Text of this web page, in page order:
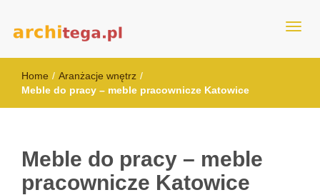
architega.pl
Home / Aranżacje wnętrz /
Meble do pracy – meble pracownicze Katowice
Meble do pracy – meble
pracownicze Katowice